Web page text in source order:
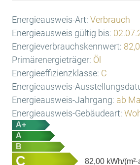
Energieausweis-Art: Verbrauch
Energieausweis gültig bis:
Energieverbrauchskennwert:
Primärenergieträger: Öl
Energieeffizienzklasse: C
Energieausweis-
Energieausweis-Jahrgang: ab
Energieausweis-Gebäudeart:
A+
A
B
C 82,00 kWh/